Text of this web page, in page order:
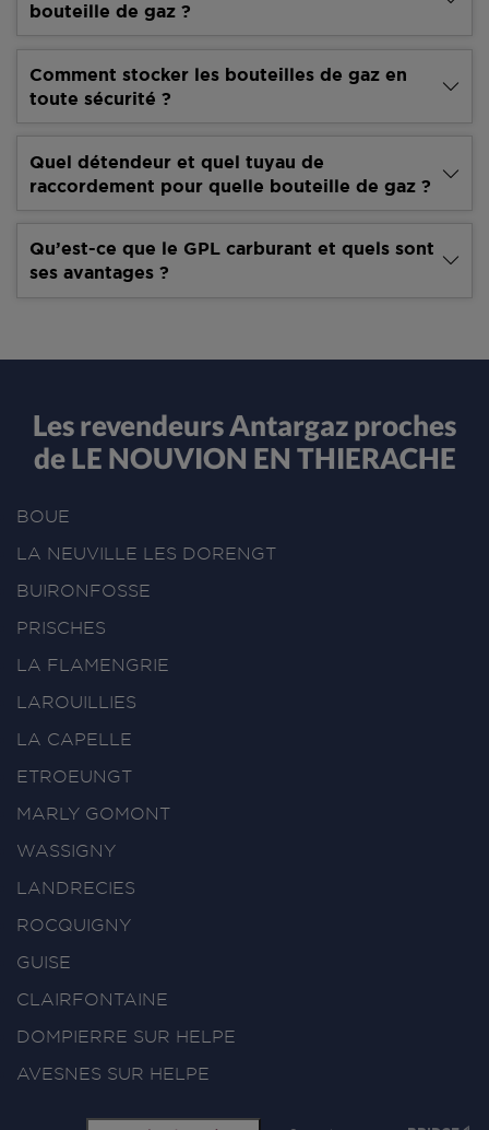
bouteille de gaz ?
Comment stocker les bouteilles de gaz en
toute sécurité ?
Quel détendeur et quel tuyau de
raccordement pour quelle bouteille de gaz ?
Qu’est-ce que le GPL carburant et quels sont
ses avantages ?
Les revendeurs Antargaz proches
de LE NOUVION EN THIERACHE
BOUE
LA NEUVILLE LES DORENGT
BUIRONFOSSE
PRISCHES
LA FLAMENGRIE
LAROUILLIES
LA CAPELLE
ETROEUNGT
MARLY GOMONT
WASSIGNY
LANDRECIES
ROCQUIGNY
GUISE
CLAIRFONTAINE
DOMPIERRE SUR HELPE
AVESNES SUR HELPE